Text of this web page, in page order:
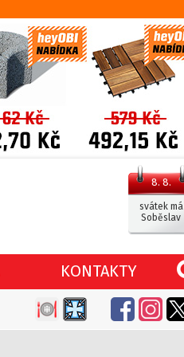
8. 8.
svátek má
Soběslav
KONTAKTY